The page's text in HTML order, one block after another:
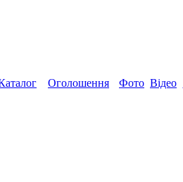
Оголошення Фото Відео